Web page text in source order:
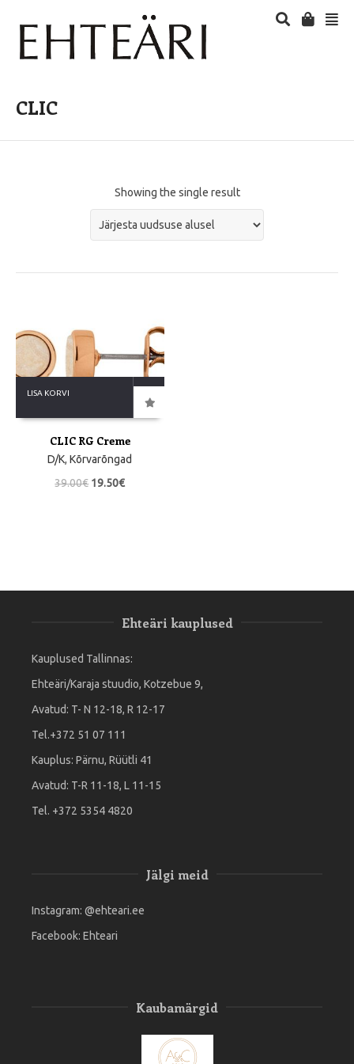
CLIC
Showing the single result
LISA KORVI
CLIC RG Creme
D/K,Kõrvarõngad
39.00€ 19.50€
Ehteäri kauplused
Kauplused Tallinnas:
Ehteäri/Karaja stuudio, Kotzebue 9,
Avatud: T- N 12-18, R 12-17
Tel.+372 51 07 111
Kauplus: Pärnu, Rüütli 41
Avatud: T-R 11-18, L 11-15
Tel. +372 5354 4820
Jälgi meid
Instagram: @ehteari.ee
Facebook: Ehteari
Kaubamärgid